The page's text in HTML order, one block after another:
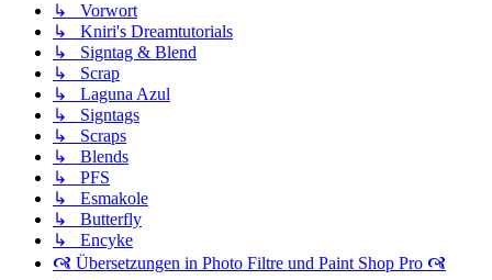
↳ Vorwort
↳ Kniri's Dreamtutorials
↳ Signtag & Blend
↳ Scrap
↳ Laguna Azul
↳ Signtags
↳ Scraps
↳ Blends
↳ PFS
↳ Esmakole
↳ Butterfly
↳ Encyke
🙧 Übersetzungen in Photo Filtre und Paint Shop Pro 🙧